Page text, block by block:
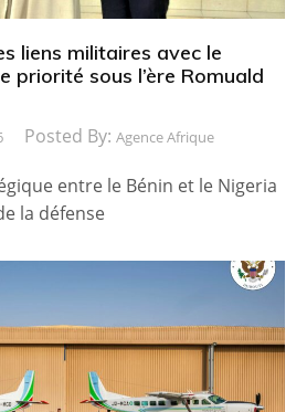
liens militaires avec le
priorité sous l’ère Romuald
Posted By: Agence Afrique
entre le Bénin et le Nigeria
la défense